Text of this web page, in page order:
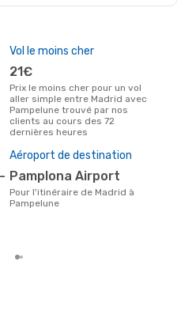
Vol le moins cher
21€
Prix le moins cher pour un vol
aller simple entre Madrid avec
Pampelune trouvé par nos
clients au cours des 72
dernières heures
Aéroport de destination
Pamplona Airport
Pour l'itinéraire de Madrid à
Pampelune